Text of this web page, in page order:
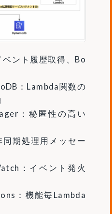
ベント履歴取得、Bo
：Lambda関数の
：秘匿性の高い
同期処理用メッセー
：イベント発火
：機能毎Lambda